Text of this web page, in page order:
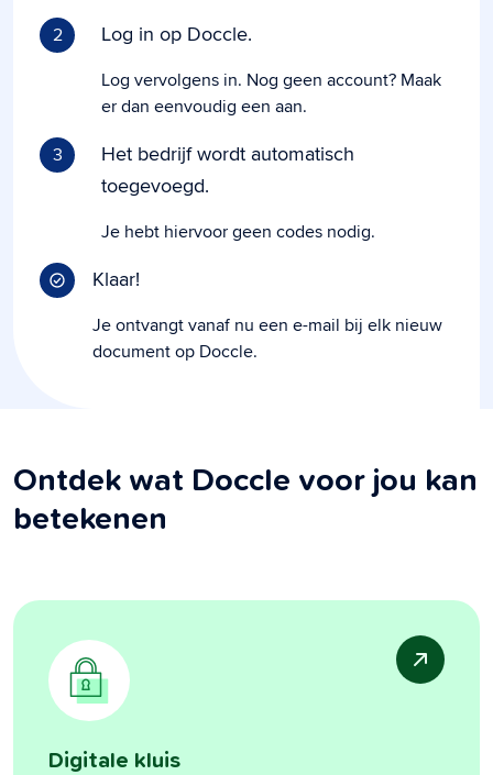
2
Log in op Doccle.
Log vervolgens in. Nog geen account? Maak
er dan eenvoudig een aan.
3
Het bedrijf wordt automatisch
toegevoegd.
Je hebt hiervoor geen codes nodig.
Klaar!
Je ontvangt vanaf nu een e-mail bij elk nieuw
document op Doccle.
Ontdek wat Doccle voor jou kan
betekenen
Digitale kluis